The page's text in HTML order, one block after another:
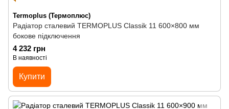
Termoplus (Термоплюс)
Радіатор сталевий TERMOPLUS Classik 11 600×800 мм
бокове підключення
4 232 грн
В наявності
Купити